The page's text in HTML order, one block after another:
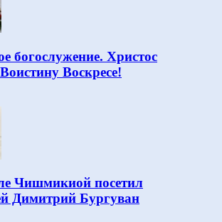
богослужение. Христос
Воскресе!
Чишмикиой посетил
Димитрий Бургуван